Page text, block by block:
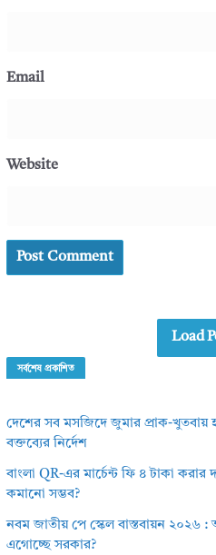
Email
Website
Load
সর্বশেষ প্রকাশিত
দেশের সব মসজিদে জুমার প্রাক-খুতবায়
বক্তব্যের নির্দেশ
বাংলা QR-এর মার্চেন্ট ফি ৪ টাকা করার
কমানো সম্ভব?
নবম জাতীয় পে স্কেল বাস্তবায়ন ২০২৬
এগোচ্ছে সরকার?